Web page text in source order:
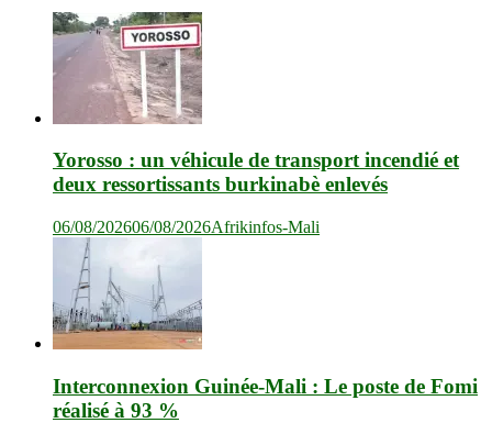
Yorosso : un véhicule de transport incendié et
deux ressortissants burkinabè enlevés
06/08/202606/08/2026Afrikinfos-Mali
Interconnexion Guinée-Mali : Le poste de Fomi
réalisé à 93 %